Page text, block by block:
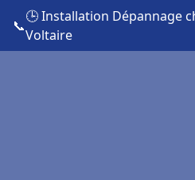
📞
🕒 Installation Dépannage
Voltaire